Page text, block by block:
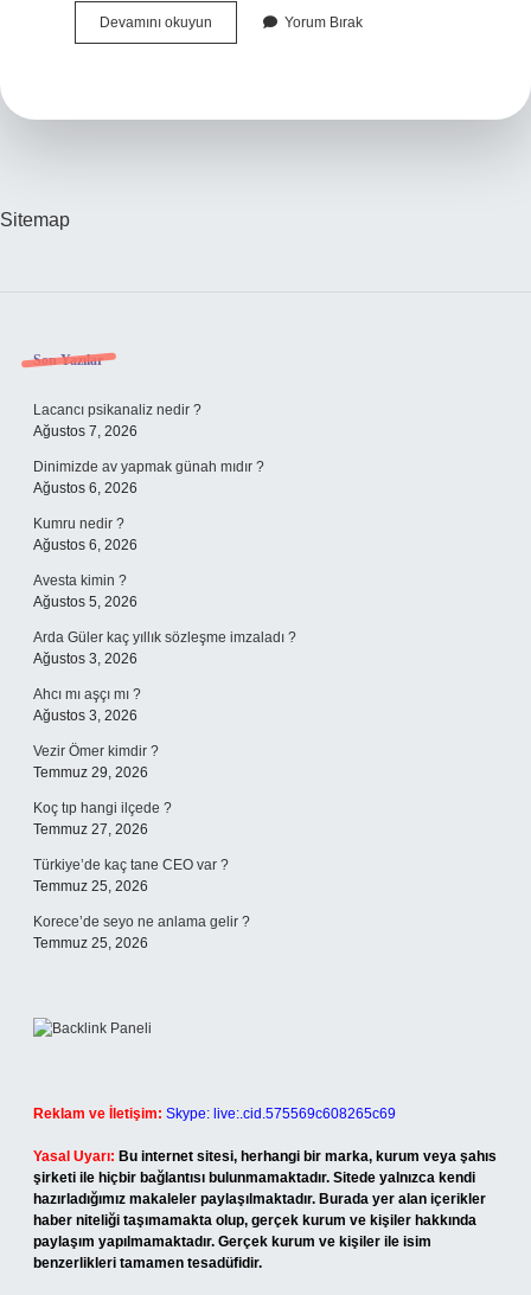
Devamını okuyun Erkeklerin
Kac
Yorum Bırak
Sitemap
Sidebar
Son Yazılar
Lacancı psikanaliz nedir ?
Ağustos 7, 2026
Dinimizde av yapmak günah mıdır ?
Ağustos 6, 2026
Kumru nedir ?
Ağustos 6, 2026
Avesta kimin ?
Ağustos 5, 2026
Arda Güler kaç yıllık sözleşme imzaladı ?
Ağustos 3, 2026
Ahcı mı aşçı mı ?
Ağustos 3, 2026
Vezir Ömer kimdir ?
Temmuz 29, 2026
Koç tıp hangi ilçede ?
Temmuz 27, 2026
Türkiye’de kaç tane CEO var ?
Temmuz 25, 2026
Korece’de seyo ne anlama gelir ?
Temmuz 25, 2026
Reklam ve İletişim: Skype: live:.cid.575569c608265c69
Yasal Uyarı: Bu internet sitesi, herhangi bir marka, kurum veya şahıs
şirketi ile hiçbir bağlantısı bulunmamaktadır. Sitede yalnızca kendi
hazırladığımız makaleler paylaşılmaktadır. Burada yer alan içerikler
haber niteliği taşımamakta olup, gerçek kurum ve kişiler hakkında
paylaşım yapılmamaktadır. Gerçek kurum ve kişiler ile isim
benzerlikleri tamamen tesadüfidir.